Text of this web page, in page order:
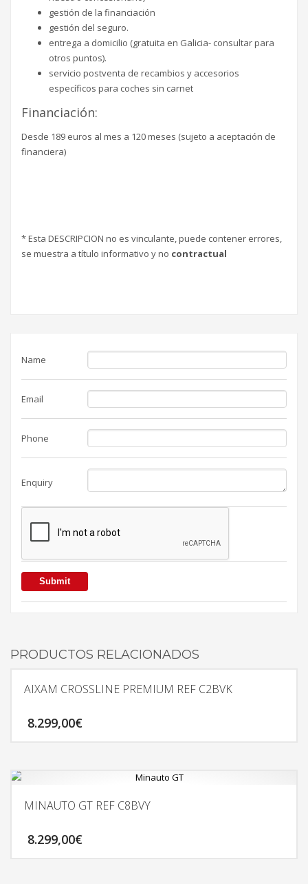
gestión de la financiación
gestión del seguro.
entrega a domicilio (gratuita en Galicia- consultar para
otros puntos).
servicio postventa de recambios y accesorios
específicos para coches sin carnet
Financiación:
Desde 189 euros al mes a 120 meses (sujeto a aceptación de
financiera)
* Esta DESCRIPCION no es vinculante, puede contener errores,
se muestra a título informativo y no contractual
Name
Email
Phone
Enquiry
PRODUCTOS RELACIONADOS
AIXAM CROSSLINE PREMIUM REF C2BVK
8.299,00€
MINAUTO GT REF C8BVY
8.299,00€